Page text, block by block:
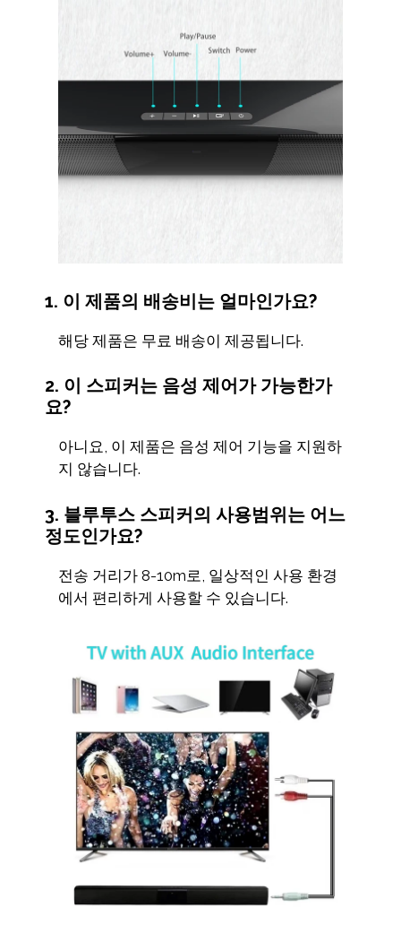
1. 이 제품의 배송비는 얼마인가요?
해당 제품은 무료 배송이 제공됩니다.
2. 이 스피커는 음성 제어가 가능한가
요?
아니요, 이 제품은 음성 제어 기능을 지원하
지 않습니다.
3. 블루투스 스피커의 사용범위는 어느
정도인가요?
전송 거리가 8-10m로, 일상적인 사용 환경
에서 편리하게 사용할 수 있습니다.